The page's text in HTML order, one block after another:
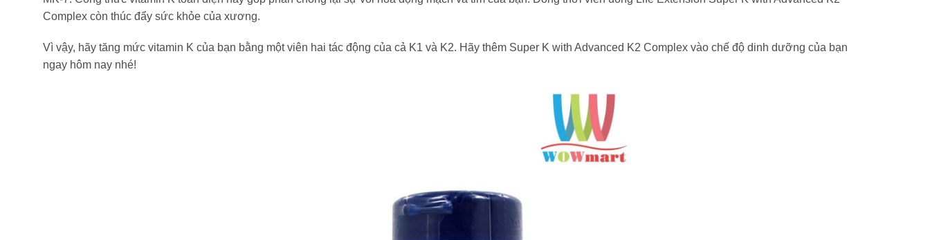
Complex còn thúc đẩy sức khỏe của xương.
Vì vậy, hãy tăng mức vitamin K của bạn bằng một viên hai tác động của cả K1 và K2. Hãy thêm Super K with Advanced K2 Complex vào chế độ dinh dưỡng của bạn
ngay hôm nay nhé!